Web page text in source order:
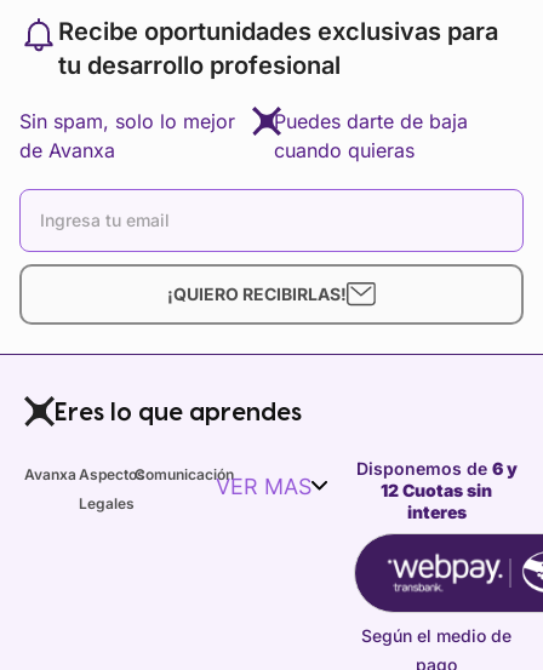
Recibe oportunidades exclusivas para
tu desarrollo profesional
¡QUIERO RECIBIRLAS!
Sin spam, solo lo mejor
de Avanxa
Puedes darte de baja
cuando quieras
Eres lo que aprendes
Avanxa Aspectos
Legales
ComunicaciónVER MAS
Disponemos de 6 y
12 Cuotas sin
interes
Según el medio de
pago